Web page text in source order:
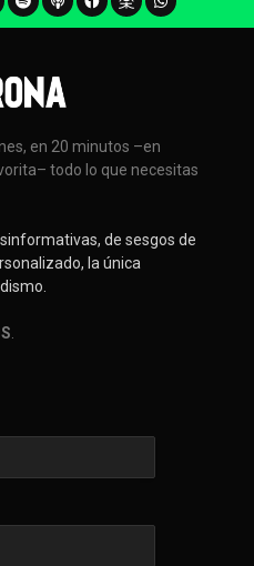
en 20 minutos –en
todo lo que necesitas
de sesgos de
la única